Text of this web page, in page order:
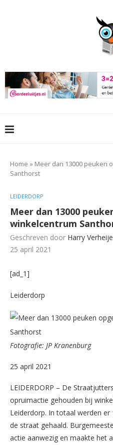
Home »Meer dan 13000 peuken
Santhorst
LEIDERDORP
Meer dan 13000
winkelcentrum
Geschreven door Harry
25 april 2021
[ad_1]
Leiderdorp
Fotografie: JP Kranenburg
25 april 2021
LEIDERDORP – De
opruimactie gehouden bij
Leiderdorp. In totaal werden er
de straat gehaald.
actie aanwezig en maakte het